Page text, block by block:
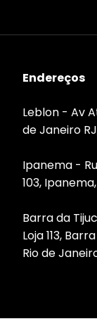
Endereços
Leblon - Av
de Janeiro
Ipanema -
103,
Barra da
Loja 113,
Rio de